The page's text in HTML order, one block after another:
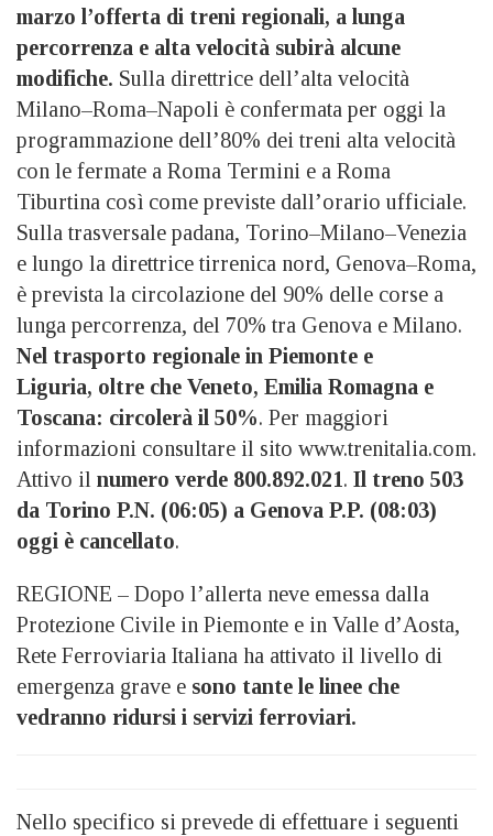
marzo l’offerta di treni regionali, a lunga
percorrenza e alta velocità subirà alcune
modifiche. Sulla direttrice dell’alta velocità
Milano–Roma–Napoli è confermata per oggi la
programmazione dell’80% dei treni alta velocità
con le fermate a Roma Termini e a Roma
Tiburtina così come previste dall’orario ufficiale.
Sulla trasversale padana, Torino–Milano–Venezia
e lungo la direttrice tirrenica nord, Genova–Roma,
è prevista la circolazione del 90% delle corse a
lunga percorrenza, del 70% tra Genova e Milano.
Nel trasporto regionale in Piemonte e
Liguria, oltre che Veneto, Emilia Romagna e
Toscana: circolerà il 50%. Per maggiori
informazioni consultare il sito www.trenitalia.com.
Attivo il numero verde 800.892.021. Il treno 503
da Torino P.N. (06:05) a Genova P.P. (08:03)
oggi è cancellato.
REGIONE – Dopo l’allerta neve emessa dalla
Protezione Civile in Piemonte e in Valle d’Aosta,
Rete Ferroviaria Italiana ha attivato il livello di
emergenza grave e sono tante le linee che
vedranno ridursi i servizi ferroviari.
Nello specifico si prevede di effettuare i seguenti